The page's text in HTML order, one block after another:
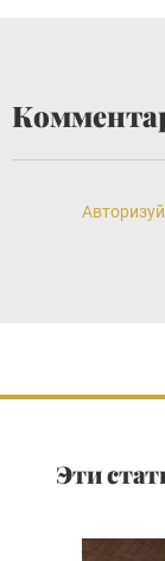
Эти